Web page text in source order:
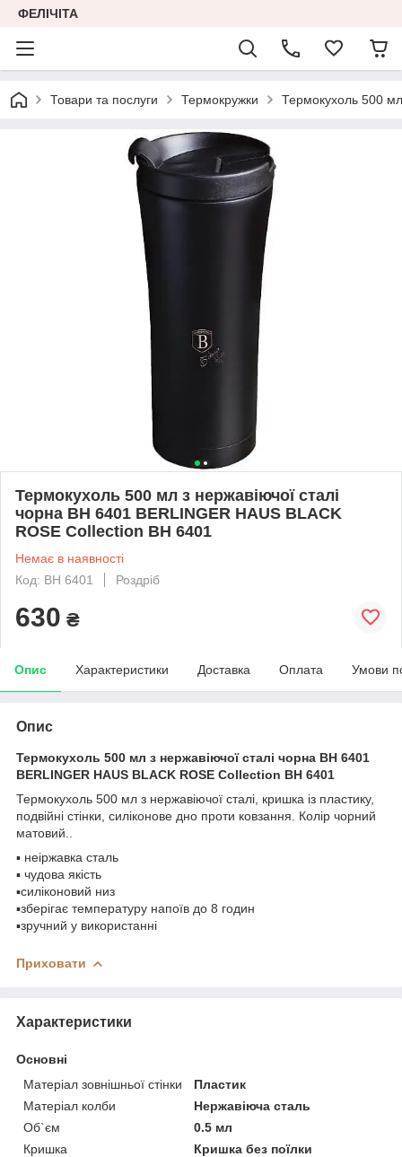
ФЕЛІЧІТА
Товари та послуги Термокружки Термокухоль 500
Термокухоль 500 мл з нержавіючої сталі
чорна BH 6401 BERLINGER HAUS BLACK
ROSE Collection BH 6401
Немає в наявності
Код: BH 6401
Роздріб
630 ₴
Опис Характеристики Доставка Оплата Умови
Опис
Термокухоль 500 мл з нержавіючої сталі чорна BH 6401
BERLINGER HAUS BLACK ROSE Collection BH 6401
Термокухоль 500 мл з нержавіючої сталі, кришка із пластику,
подвійні стінки, силіконове дно проти ковзання. Колір чорний
матовий..
▪ неіржавка сталь
▪ чудова якість
▪силіконовий низ
▪зберігає температуру напоїв до 8 годин
▪зручний у використанні
Приховати
Характеристики
Основні
Матеріал зовнішньої стінки
Пластик
Матеріал колби
Нержавіюча сталь
Об`єм
0.5 мл
Кришка
Кришка без поїлки